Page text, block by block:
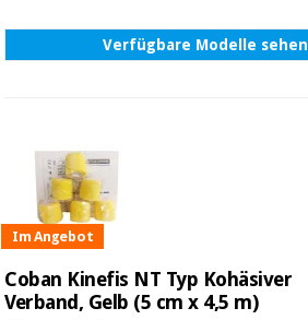
Verfügbare Modelle sehen
Im Angebot
Coban Kinefis NT Typ Kohäsiver
Verband, Gelb (5 cm x 4,5 m)